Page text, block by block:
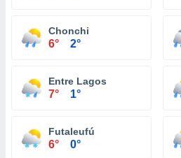
Chonchi
6° 2°
Entre Lagos
7° 1°
Futaleufú
6° 0°